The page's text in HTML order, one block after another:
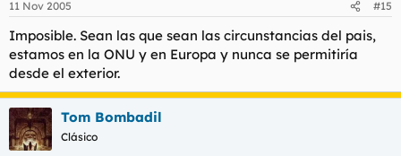
11 Nov 2005 #15
Imposible. Sean las que sean las circunstancias del pais,
estamos en la ONU y en Europa y nunca se permitiría
desde el exterior.
Tom Bombadil
Clásico